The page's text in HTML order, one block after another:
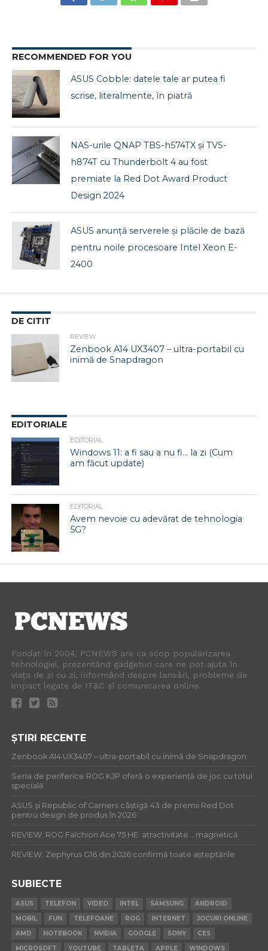
RECOMMENDED FOR YOU
ASUS Cobble: datele tale ar putea fi
scrise, literalmente, în piatră
NAS-urile QNAP TBS-h574TX și TVS-
h874T cu Thunderbolt 4 au fost
premiate la Red Dot Award Product
Design 2024
ASUS anunță serverele și plăcile de bază
pentru noile procesoare Intel Xeon E-
2400
DE CITIT
REVIEW
Zenbook A14 UX3407 – ultra-portabil cu
inimă de Snapdragon
EDITORIALE
EDITORIAL
Windows 11: a fi sau a nu fi… la zi (Cum
am făcut update)
EDITORIAL
Avem nevoie cu adevărat de tehnologia
5G?
Fondat în 2004, PCNEWS are ca scop popularizarea
tehnologiei, prezentând gadgeturi care ne pot ajuta în
viața de zi cu zi, informând despre lansări, probleme de
impact legate de IT&C și comunicarea online.
ȘTIRI RECENTE
Zenbook A14 UX3407 – ultra-portabil cu inimă de Snapdragon
Seria de periferice ROG KJP oferă o experiență de joc cu totul
specială
ASUS și Republic of Gamers câștigă 43 de premii Red Dot
pentru design de produs în 2026
REVIEW: ROG Falchion Ace 75 HE: atractivitate… magnetică
REVIEW: Zephyrus G16 din 2026 confirmă toate așteptările
SUBIECTE
ASUS TELEFON VIDEO INTEL SAMSUNG
ANDROID
MOBIL
FUN TELEFOANE ROG INTERNET
JOCURI ONLINE
AMD
NOTEBOOK NVIDIA GOOGLE SONY
CES
MICROSOFT
YOUTUBE TABLETA APPLE WINDOWS